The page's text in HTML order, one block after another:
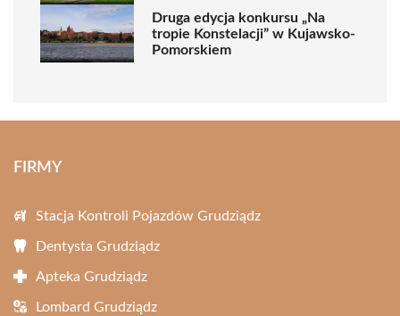
Druga edycja konkursu „Na
tropie Konstelacji” w Kujawsko-
Pomorskiem
FIRMY
Stacja Kontroli Pojazdów Grudziądz
Dentysta Grudziądz
Apteka Grudziądz
Lombard Grudziądz